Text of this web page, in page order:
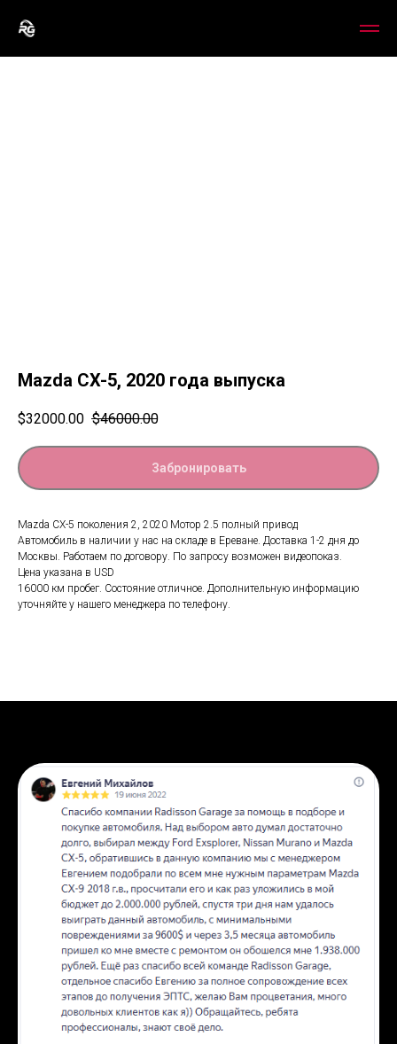
Mazda CX-5, 2020 года выпуска
$32000.00 $46000.00
Забронировать
Mazda CX-5 поколения 2, 2020 Мотор 2.5 полный привод
Автомобиль в наличии у нас на складе в Ереване. Доставка 1-2 дня до
Москвы. Работаем по договору. По запросу возможен видеопоказ.
Цена указана в USD
16000 км пробег. Состояние отличное. Дополнительную информацию
уточняйте у нашего менеджера по телефону.